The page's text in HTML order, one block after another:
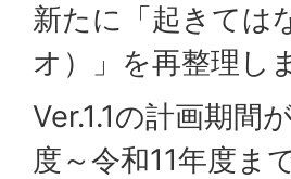
新たに「起きては
オ）」を再整理し
Ver.1.1の計画期間
度～令和11年度ま